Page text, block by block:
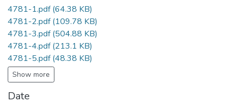
4781-1.pdf(64.38 KB)
4781-2.pdf(109.78 KB)
4781-3.pdf(504.88 KB)
4781-4.pdf(213.1 KB)
4781-5.pdf(48.38 KB)
Show more
Date